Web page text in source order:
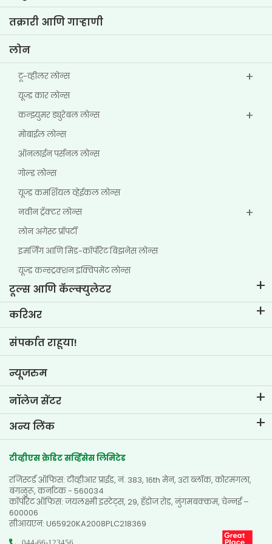
इन्व्हेस्टर माहिती
पॉलिसी
इतर डिस्क्लोजर
तक्रारी आणि गाऱ्हाणी
लोन
टू-व्हीलर लोन्स
यूज्ड कार लोन्स
कन्झ्युमर ड्युरेबल लोन्स
मोबाईल लोन्स
ऑनलाईन पर्सनल लोन्स
गोल्ड लोन्स
यूज्ड कमर्शियल व्हेईकल लोन्स
नवीन ट्रॅक्टर लोन्स
लोन अगेंस्ट प्रॉपर्टी
इमर्जिंग आणि मिड-कॉर्पोरेट बिझनेस लोन्स
यूज्ड कन्स्ट्रक्शन इक्विपमेंट लोन्स
टूल्स आणि कॅल्क्युलेटर
ईएमआय कॅल्क्युलेटर
टू-व्हीलर लोन ईएमआय कॅल्क्युलेटर
कार वॅल्यूएशन टूल
करिअर
टीव्हीएस क्रेडिट मधील जीवन
नोकरीच्या संधी
संपर्कात राहूया!
न्यूजरुम
नॉलेज सेंटर
ब्लॉग
एफएक्यू
प्रशंसापत्रे
फोटो गॅलरी
व्हिडिओ गॅलरी
अन्य लिंक
डीलर लोकेटर
साईटमॅप
टीव्हीएस क्रेडिट सर्व्हिसेस लिमिटेड
रजिस्टर्ड ऑफिस: टीव्हीआर प्राईड, नं. 383, 16th मेन, 3रा ब्लॉक, कोरमंगला,
बंगळुरू, कर्नाटक - 560034
कॉर्पोरेट ऑफिस: जयलक्ष्मी इस्टेट्स, 29, हॅडोज रोड, नुंगमबक्कम, चेन्नई –
600006
सीआयएन: U65920KA2008PLC218369